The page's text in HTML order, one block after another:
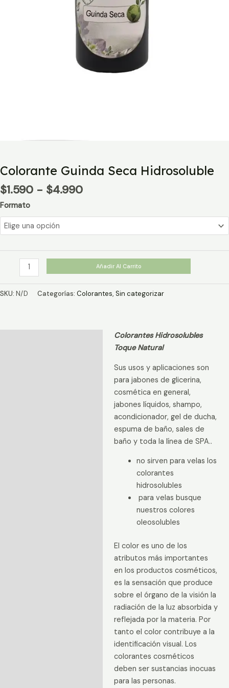
Colorante Guinda Seca Hidrosoluble
$1.590 - $4.990Rango
precios:
$1.590
hasta
$4.990
Formato
Colorante
Guinda
Añadir Al Carrito
SKU: N/D Categorías: Colorantes, Sin categorizar
Colorantes Hidrosolubles
Toque Natural
Sus usos y aplicaciones son
para jabones de glicerina,
cosmética en general,
jabones líquidos, shampo,
acondicionador, gel de ducha,
espuma de baño, sales de
baño y toda la línea de SPA..
no sirven para velas los
colorantes
hidrosolubles
para velas busque
nuestros colores
oleosolubles
El color es uno de los
atributos más importantes
en los productos cosméticos,
es la sensación que produce
sobre el órgano de la visión la
radiación de la luz absorbida y
reflejada por la materia. Por
tanto el color contribuye a la
identificación visual. Los
colorantes cosméticos
deben ser sustancias inocuas
para las personas.